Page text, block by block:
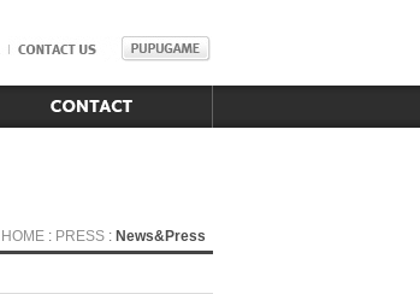
HOME : PRESS : News&Press